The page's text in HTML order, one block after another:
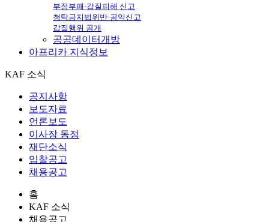
부정부패·갑질피해 신고
청탁금지법위반·공익신고
갑질행위 공개
공공데이터개방
아프리카 지식정보
KAF 소식
공지사항
보도자료
언론보도
이사장 동정
재단소식
입찰공고
채용공고
홈
KAF 소식
채용공고